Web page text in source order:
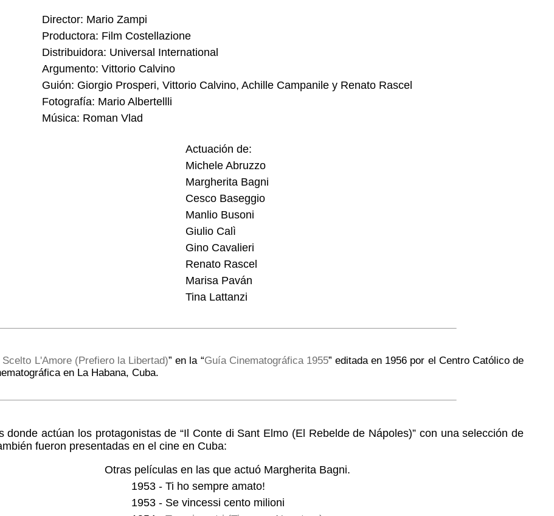
Director: Mario Zampi
Productora: Film Costellazione
Distribuidora: Universal International
Argumento: Vittorio Calvino
Guión: Giorgio Prosperi, Vittorio Calvino, Achille Campanile y Renato Rascel
Fotografía: Mario Albertellli
Música: Roman Vlad
Actuación de:
Michele Abruzzo
Margherita Bagni
Cesco Baseggio
Manlio Busoni
Giulio Calì
Gino Cavalieri
Renato Rascel
Marisa Paván
Tina Lattanzi
Scelto L'Amore (Prefiero la Libertad)” en la “Guía Cinematográfica 1955” editada en 1956 por el Centro Católico de
en La Habana, Cuba.
donde actúan los protagonistas de “Il Conte di Sant Elmo (El Rebelde de Nápoles)” con una selección de
fueron presentadas en el cine en Cuba:
Otras películas en las que actuó Margherita Bagni.
1953 - Ti ho sempre amato!
1953 - Se vincessi cento milioni